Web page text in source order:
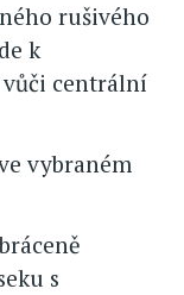
rušivého
k
centrální
vybraném
s